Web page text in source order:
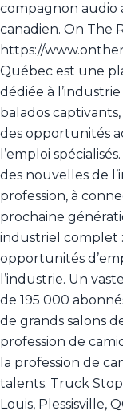
compagnon audio
canadien. On The
https://
Québec est une
dédiée à
balados
des opportunités
l’emploi
des nouvelles de
profession, à
prochaine
industriel complet
opportunités
l’industrie. Un
de 195 000
de grands salons
profession de
la profession de
talents. Truck Stop
Louis, Plessisville,